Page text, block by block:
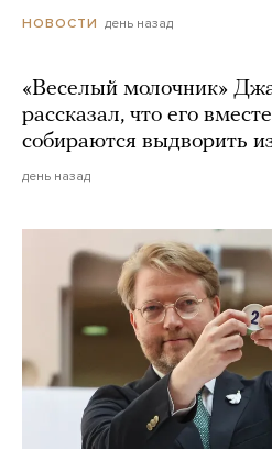
НОВОСТИ день назад
«Веселый молочник»
рассказал, что его
собираются выдворить
день назад